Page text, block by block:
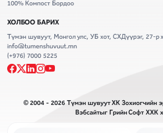
100% Компост Бордоо
ХОЛБОО БАРИХ
Түмэн шувуут, Монгол улс, УБ хот, СХДүүрэг, 27-
info@tumenshuvuut.mn
(+976) 7000 5225
© 2004 - 2026 Түмэн шувуут ХК Зохиогчийн
Вэбсайтыг Грийн Софт ХХК